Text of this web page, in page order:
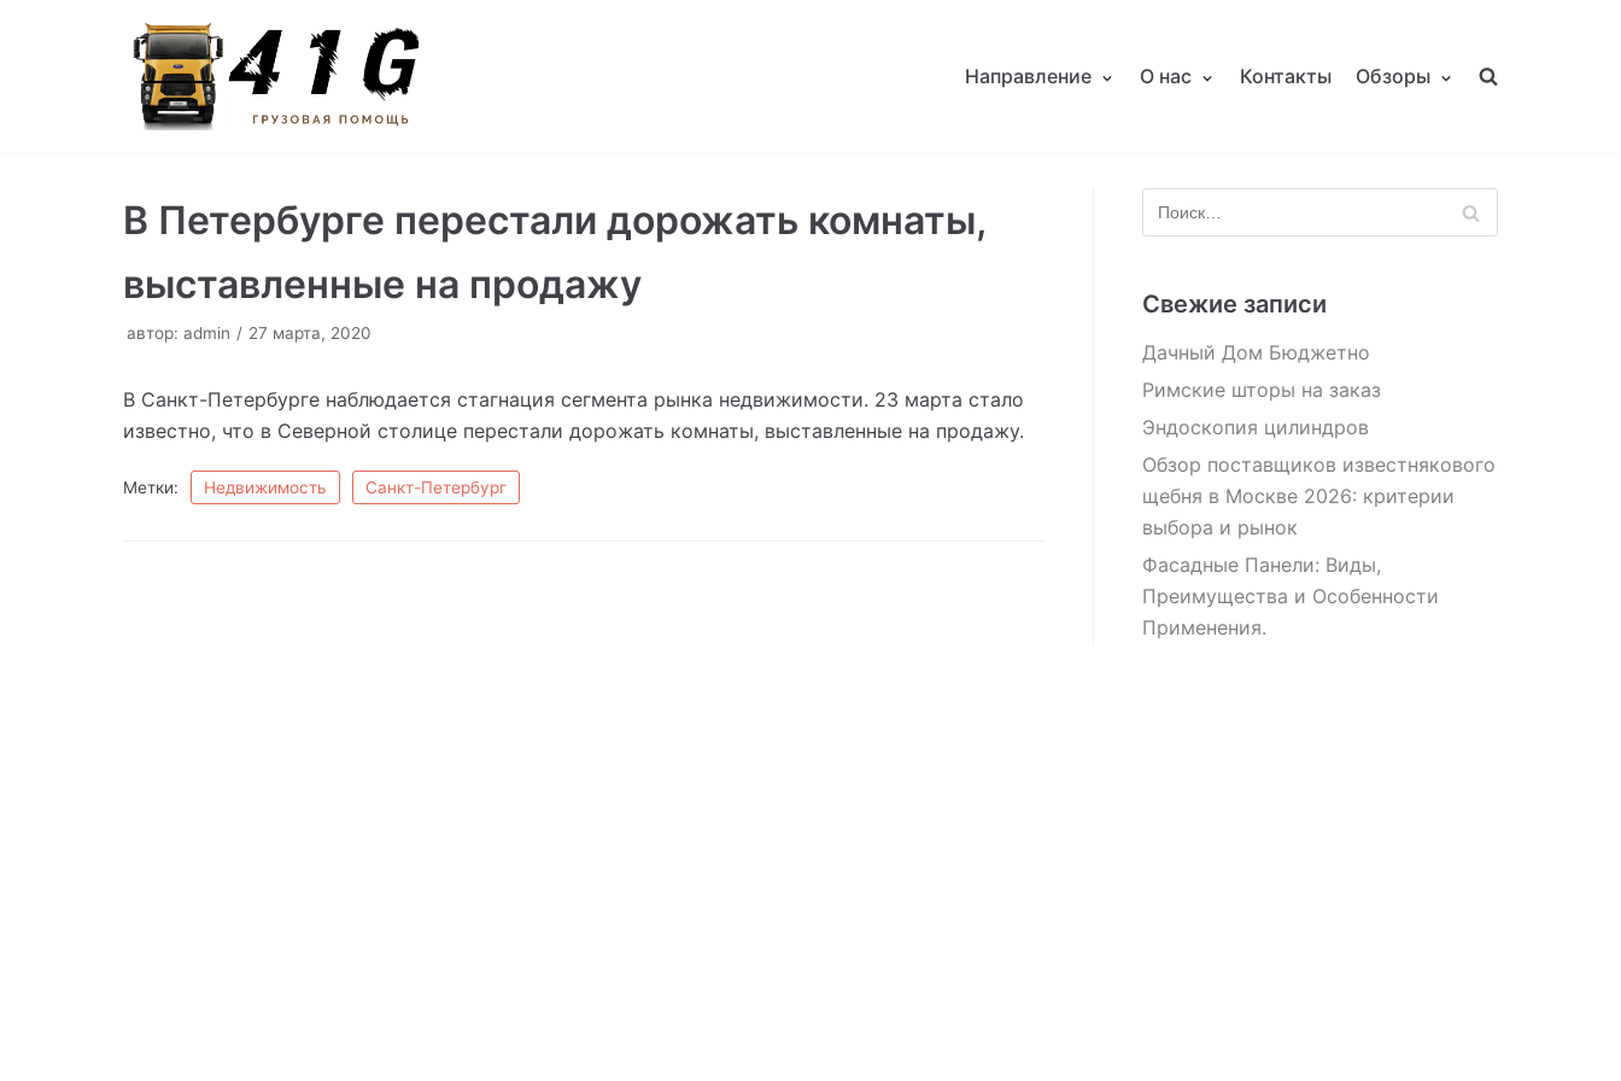
содержимому
Направление О нас Контакты Обзоры
В Петербурге перестали дорожать комнаты,
выставленные на продажу
автор: admin 27 марта, 2020
В Санкт-Петербурге наблюдается стагнация сегмента рынка недвижимости. 23 марта стало
известно, что в Северной столице перестали дорожать комнаты, выставленные на продажу.
Метки: Недвижимость Санкт-Петербург
Свежие записи
Дачный Дом Бюджетно
Римские шторы на заказ
Эндоскопия цилиндров
Обзор поставщиков известнякового
щебня в Москве 2026: критерии
выбора и рынок
Фасадные Панели: Виды,
Преимущества и Особенности
Применения.